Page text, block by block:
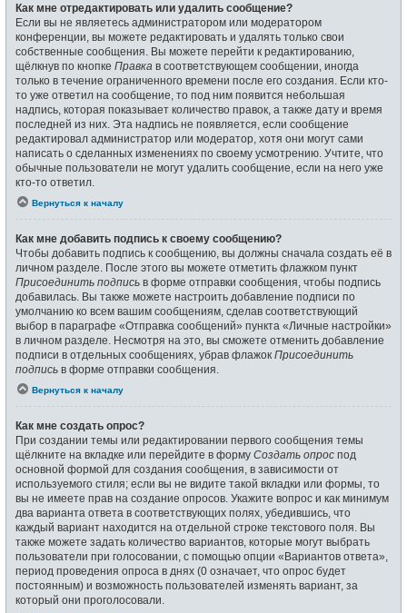
Как мне отредактировать или удалить сообщение?
Если вы не являетесь администратором или модератором
конференции, вы можете редактировать и удалять только свои
собственные сообщения. Вы можете перейти к редактированию,
щёлкнув по кнопке Правка в соответствующем сообщении, иногда
только в течение ограниченного времени после его создания. Если кто-
то уже ответил на сообщение, то под ним появится небольшая
надпись, которая показывает количество правок, а также дату и время
последней из них. Эта надпись не появляется, если сообщение
редактировал администратор или модератор, хотя они могут сами
написать о сделанных изменениях по своему усмотрению. Учтите, что
обычные пользователи не могут удалить сообщение, если на него уже
кто-то ответил.
Вернуться к началу
Как мне добавить подпись к своему сообщению?
Чтобы добавить подпись к сообщению, вы должны сначала создать её в
личном разделе. После этого вы можете отметить флажком пункт
Присоединить подпись в форме отправки сообщения, чтобы подпись
добавилась. Вы также можете настроить добавление подписи по
умолчанию ко всем вашим сообщениям, сделав соответствующий
выбор в параграфе «Отправка сообщений» пункта «Личные настройки»
в личном разделе. Несмотря на это, вы сможете отменить добавление
подписи в отдельных сообщениях, убрав флажок Присоединить
подпись в форме отправки сообщения.
Вернуться к началу
Как мне создать опрос?
При создании темы или редактировании первого сообщения темы
щёлкните на вкладке или перейдите в форму Создать опрос под
основной формой для создания сообщения, в зависимости от
используемого стиля; если вы не видите такой вкладки или формы, то
вы не имеете прав на создание опросов. Укажите вопрос и как минимум
два варианта ответа в соответствующих полях, убедившись, что
каждый вариант находится на отдельной строке текстового поля. Вы
также можете задать количество вариантов, которые могут выбрать
пользователи при голосовании, с помощью опции «Вариантов ответа»,
период проведения опроса в днях (0 означает, что опрос будет
постоянным) и возможность пользователей изменять вариант, за
который они проголосовали.